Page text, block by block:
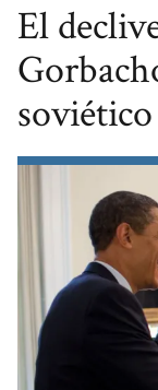
El
soviético